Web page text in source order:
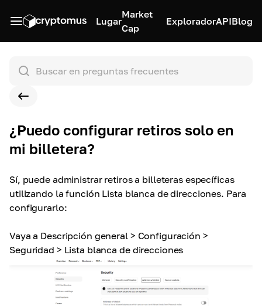
Lugar
Market
Cap
ExploradorAPIBlog
¿Puedo configurar retiros solo en
mi billetera?
Sí, puede administrar retiros a billeteras específicas
utilizando la función Lista blanca de direcciones. Para
configurarlo:
Vaya a Descripción general > Configuración >
Seguridad > Lista blanca de direcciones